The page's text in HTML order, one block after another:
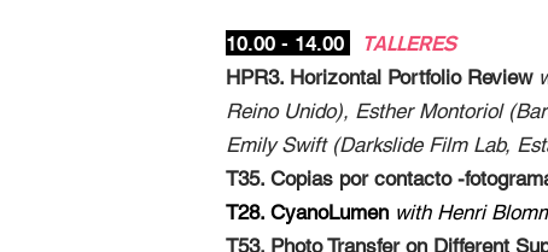
10.00 - 14.00 TALLERES
HPR3. Horizontal Portfolio Review
Reino Unido), Esther Montoriol
Emily Swift (Darkslide Film Lab,
T35. Copias por contacto -
T28. CyanoLumen with Henri
T53. Photo Transfer on Different